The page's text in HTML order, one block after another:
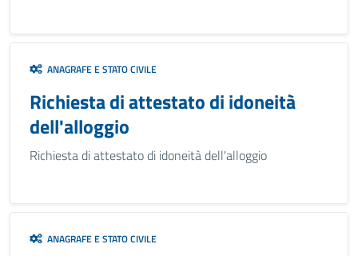
ANAGRAFE E STATO CIVILE
Richiesta di attestato di idoneità
dell'alloggio
Richiesta di attestato di idoneità dell'alloggio
ANAGRAFE E STATO CIVILE